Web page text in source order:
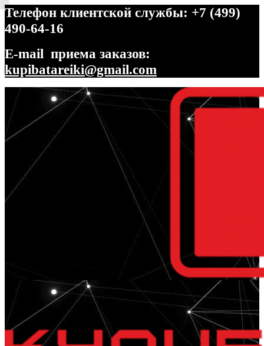
Телефон клиентской службы: +7 (499)
490-64-16
E-mail приема заказов:
kupibatareiki@gmail.com
Перейти
навигации
Перейти
содержимому